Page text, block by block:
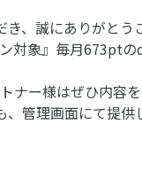
、誠にありがとう
象』毎月673ptの
ー様はぜひ内容
管理画面にて提供